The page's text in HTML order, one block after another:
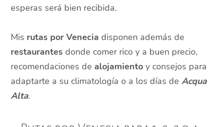
esperas será bien recibida.
Mis rutas por Venecia disponen además de
restaurantes donde comer rico y a buen precio,
recomendaciones dealojamiento y consejos para
adaptarte a su climatología o a los días de Acqua
Alta.